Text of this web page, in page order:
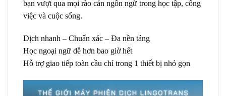
bạn vượt qua mọi rào cản ngôn ngữ trong học tập, công
việc và cuộc sống.
Dịch nhanh – Chuẩn xác – Đa nền tảng
Học ngoại ngữ dễ hơn bao giờ hết
Hỗ trợ giao tiếp toàn cầu chỉ trong 1 thiết bị nhỏ gọn